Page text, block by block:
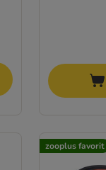
zooplus favorit